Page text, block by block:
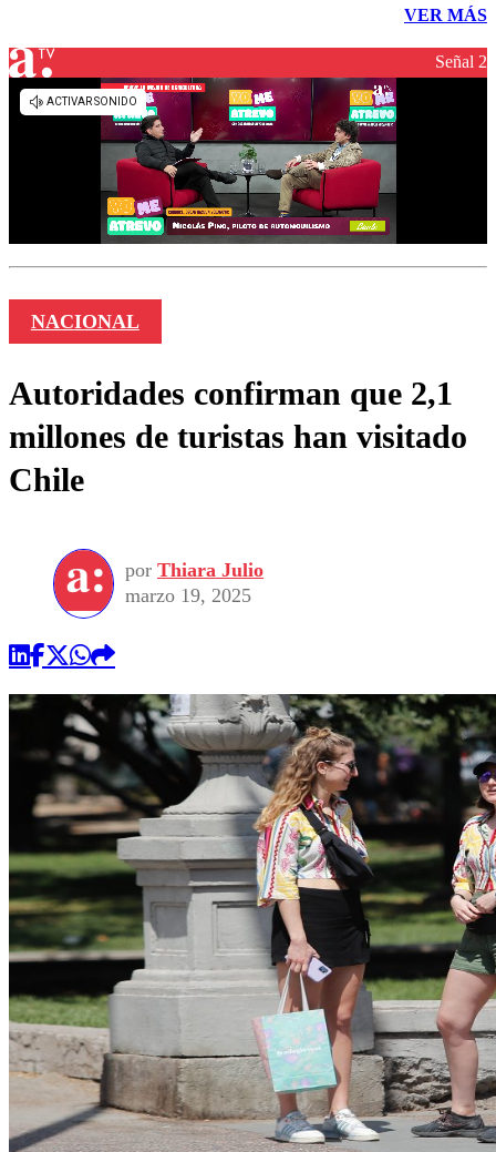
VER MÁS
Señal 2
NACIONAL
Autoridades confirman que 2,1
millones de turistas han visitado
Chile
por Thiara Julio
marzo 19, 2025